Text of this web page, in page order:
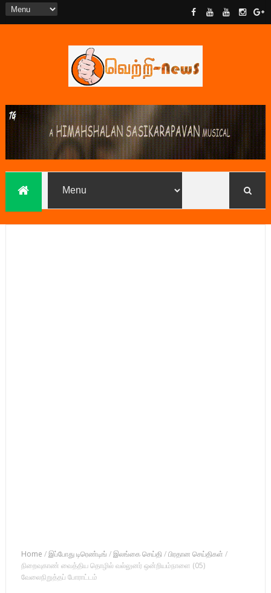
Home /இப்போது டிரெண்டிங் /இலங்கை செய்தி /பிரதான செய்திகள் /
நிறைவுகாண் வைத்திய தொழில் வல்லுனர் ஒன்றியம்நாளை (05)
வேலைநிறுத்தப் போராட்டம்